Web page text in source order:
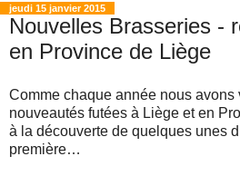
jeudi 15 janvier 2015
Nouvelles Brasseries -
en Province de Liège
Comme chaque année nous avons
nouveautés futées à Liège et en
à la découverte de quelques unes
première…